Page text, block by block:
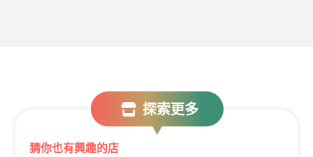
探索更多
猜你也有興趣的店